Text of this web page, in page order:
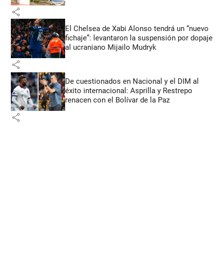
share
El Chelsea de Xabi Alonso tendrá un “nuevo
fichaje”: levantaron la suspensión por dopaje
al ucraniano Mijailo Mudryk
share
De cuestionados en Nacional y el DIM al
éxito internacional: Asprilla y Restrepo
renacen con el Bolívar de la Paz
share